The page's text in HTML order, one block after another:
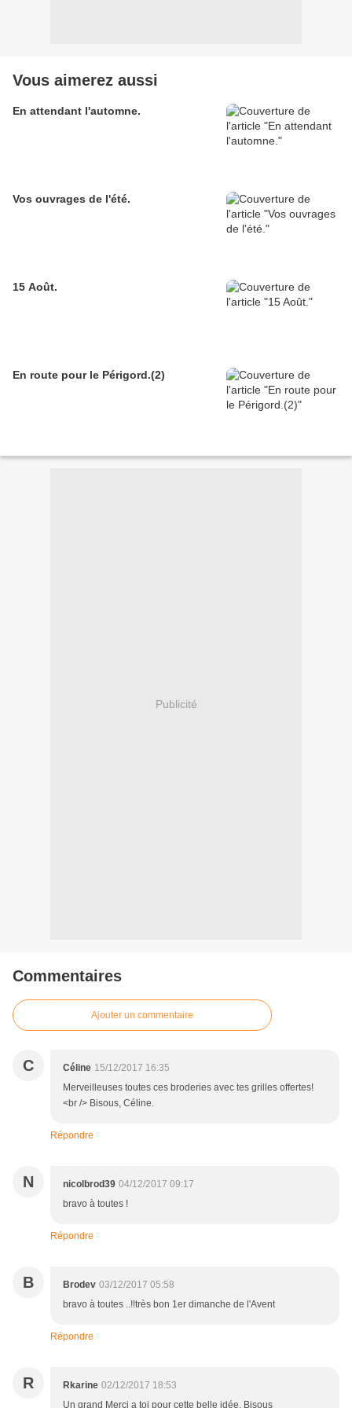
Vous aimerez aussi
En attendant l'automne.
Vos ouvrages de l'été.
15 Août.
En route pour le Périgord.(2)
Publicité
Commentaires
Ajouter un commentaire
C Céline 15/12/2017 16:35
Merveilleuses toutes ces broderies avec tes grilles offertes!
<br /> Bisous, Céline.
Répondre
N nicolbrod39 04/12/2017 09:17
bravo à toutes !
Répondre
B Brodev 03/12/2017 05:58
bravo à toutes ..!!très bon 1er dimanche de l'Avent
Répondre
R Rkarine 02/12/2017 18:53
Un grand Merci a toi pour cette belle idée. Bisous